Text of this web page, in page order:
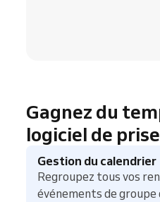
Gagnez du
logiciel de
Gestion du calendrier
Regroupez tous vos
événements de groupe